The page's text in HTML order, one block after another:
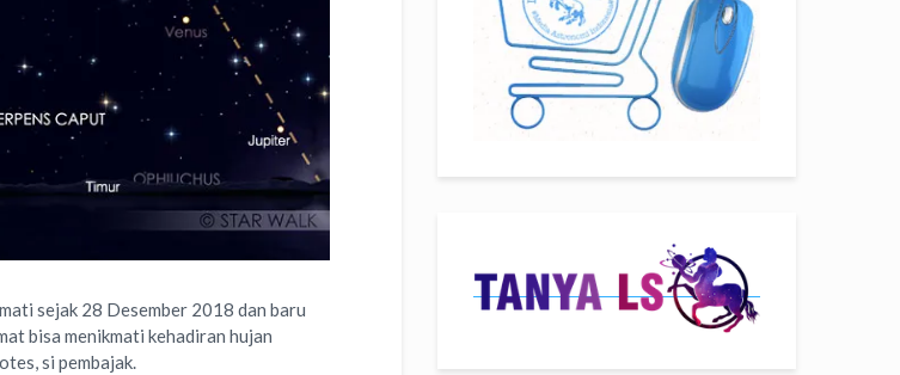
sejak 28 Desember 2018 dan baru
bisa menikmati kehadiran hujan
si pembajak.